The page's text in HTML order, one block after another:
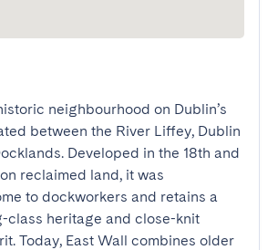
neighbourhood on Dublin’s
between the River Liffey, Dublin
Developed in the 18th and
reclaimed land, it was
to dockworkers and retains a
class heritage and close-knit
Today, East Wall combines older